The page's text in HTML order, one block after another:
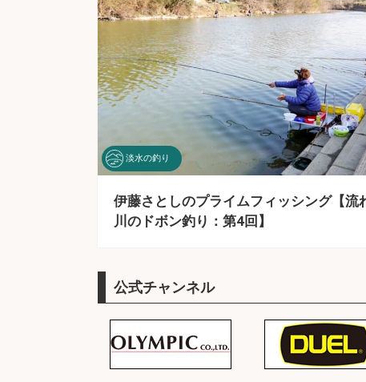
淡水の釣り
伊藤さとしのプライムフィッシング【流
川のドボン釣り：第4回】
公式チャンネル